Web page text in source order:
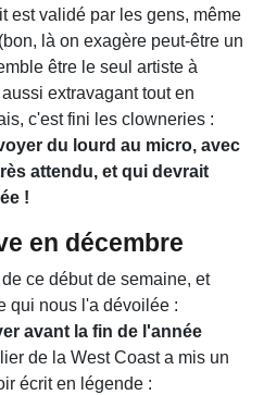
est validé par les gens, même
là on exagère peut-être un
être le seul artiste à
extravagant tout en
c'est fini les clowneries :
du lourd au micro, avec
attendu, et qui devrait
!
en décembre
ce début de semaine, et
qui nous l'a dévoilée :
avant la fin de l'année
de la West Coast a mis un
écrit en légende :